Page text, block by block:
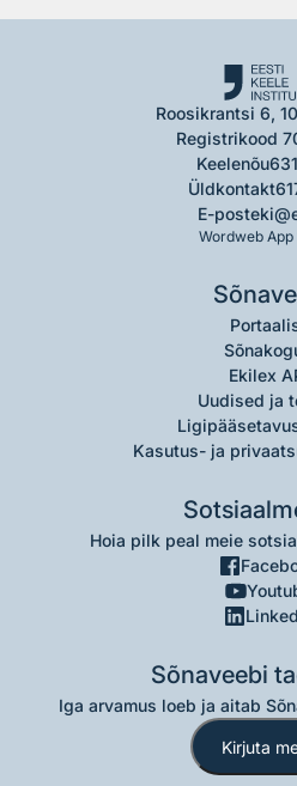
Roosikrantsi 6,
Registrikood
Keelenõu
Üldkontakt
E-post
Wordweb App
Ekilex
Uudised ja
Kasutus- ja
Hoia pilk peal meie
Sõnaveebi
Iga arvamus loeb ja aitab
Kirjuta